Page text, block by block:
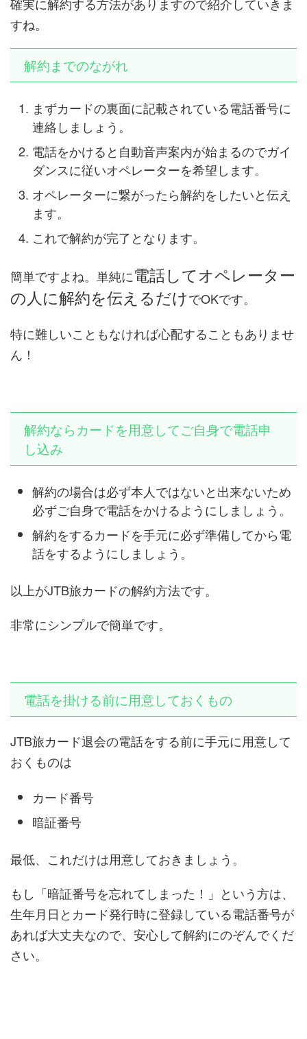
すね。
解約までのながれ
まずカードの裏面に記載されている電話番号に
連絡しましょう。
電話をかけると自動音声案内が始まるのでガイ
ダンスに従いオペレーターを希望します。
オペレーターに繋がったら解約をしたいと伝え
ます。
これで解約が完了となります。
簡単ですよね。単純に電話してオペレーター
の人に解約を伝えるだけでOKです。
特に難しいこともなければ心配することもありませ
ん！
解約ならカードを用意してご自身で電話申
し込み
解約の場合は必ず本人ではないと出来ないため
必ずご自身で電話をかけるようにしましょう。
解約をするカードを手元に必ず準備してから電
話をするようにしましょう。
以上がJTB旅カードの解約方法です。
非常にシンプルで簡単です。
電話を掛ける前に用意しておくもの
JTB旅カード退会の電話をする前に手元に用意して
おくものは
カード番号
暗証番号
最低、これだけは用意しておきましょう。
もし「暗証番号を忘れてしまった！」という方は、
生年月日とカード発行時に登録している電話番号が
あれば大丈夫なので、安心して解約にのぞんでくだ
さい。